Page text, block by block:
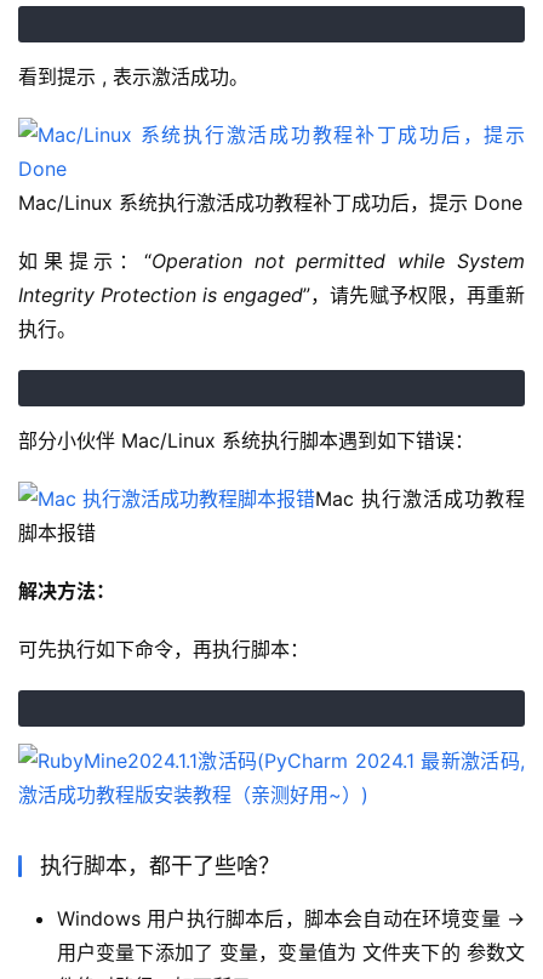
看到提示 , 表示激活成功。
Mac/Linux 系统执行激活成功教程补丁成功后，提示 Done
如果提示：“Operation not permitted while System
Integrity Protection is engaged”，请先赋予权限，再重新
执行。
部分小伙伴 Mac/Linux 系统执行脚本遇到如下错误：
Mac 执行激活成功教程
脚本报错
解决方法：
可先执行如下命令，再执行脚本：
执行脚本，都干了些啥？
Windows 用户执行脚本后，脚本会自动在环境变量 ->
用户变量下添加了 变量，变量值为 文件夹下的 参数文